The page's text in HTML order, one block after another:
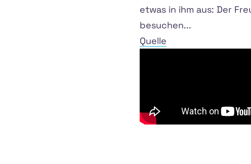
etwas in ihm aus: Der
besuchen...
Quelle